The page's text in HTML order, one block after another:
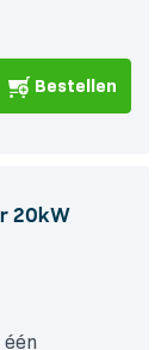
Bestellen
20kW